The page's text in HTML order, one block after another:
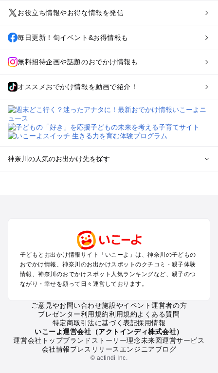
お役立ち情報やお得な情報を発信
毎日更新！旬イベント&お得情報も
無料招待企画や話題のおでかけ情報も
オススメおでかけ情報を動画で紹介！
神奈川の人気のお出かけ先を探す
小田原・熱海・湯河原・真鶴のプールお出かけ
町田・相模原・愛川・上野原のプールお出かけ
新横浜・港北エリア・日吉・青葉台・鶴見のプールお出かけ
川崎のプールお出かけ
海老名・厚木のプールお出かけ
箱根（湯本・強羅・小涌谷・仙石原・芦ノ湖）のプールお出か
秦野・南足柄・丹沢のプールお出かけ
戸塚・港南・旭・瀬谷・泉（横浜）のプールお出かけ
子どもとお出かけ情報サイト「いこーよ」は、神奈川の子どもの
おでかけ情報、神奈川のお出かけスポットのクチコミ・親子体験
情報、神奈川のおでかけスポット人気ランキングなど、親子のつ
ながり・幸せを願って日々運営しております。
ご意見やお問い合わせ施設やイベント運営者の方
プレゼンター利用規約利用規約よくある質問
特定商取引法に基づく表記採用情報
いこーよ運営会社（アクトインディ株式会社）
運営会社トップブランドストーリー理念未来図運営サービス
会社情報プレスリリース エンジニアブログ
© actindi Inc.